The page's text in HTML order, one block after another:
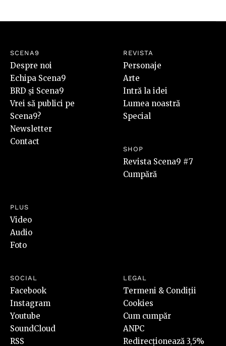
SCENA9
Despre noi
Echipa Scena9
BRD și Scena9
Vrei să publici pe
Scena9?
Newsletter
Contact
REVISTA
Personaje
Arte
Intră la idei
Lumea noastră
Special
SHOP
Revista Scena9 #7
Cumpără
PLUS
Video
Audio
Foto
SOCIAL
Facebook
Instagram
Youtube
SoundCloud
RSS
LEGAL
Termeni & Condiții
Cookies
Cum cumpăr
ANPC
Redirecționează 3,5%